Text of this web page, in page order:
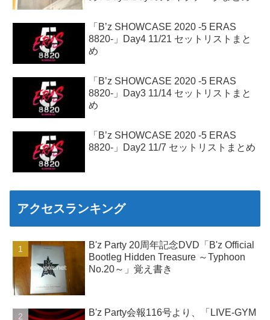
「B’z SHOWCASE 2020 -5 ERAS
8820-」Day4 11/21 セットリストまと
め
「B’z SHOWCASE 2020 -5 ERAS
8820-」Day3 11/14 セットリストまと
め
「B’z SHOWCASE 2020 -5 ERAS
8820-」Day2 11/7 セットリストまとめ
アクセスランキング
B'z Party 20周年記念DVD「B'z Official
Bootleg Hidden Treasure ～Typhoon
No.20～」覚え書き
B'z Party会報116号より、「LIVE-GYM